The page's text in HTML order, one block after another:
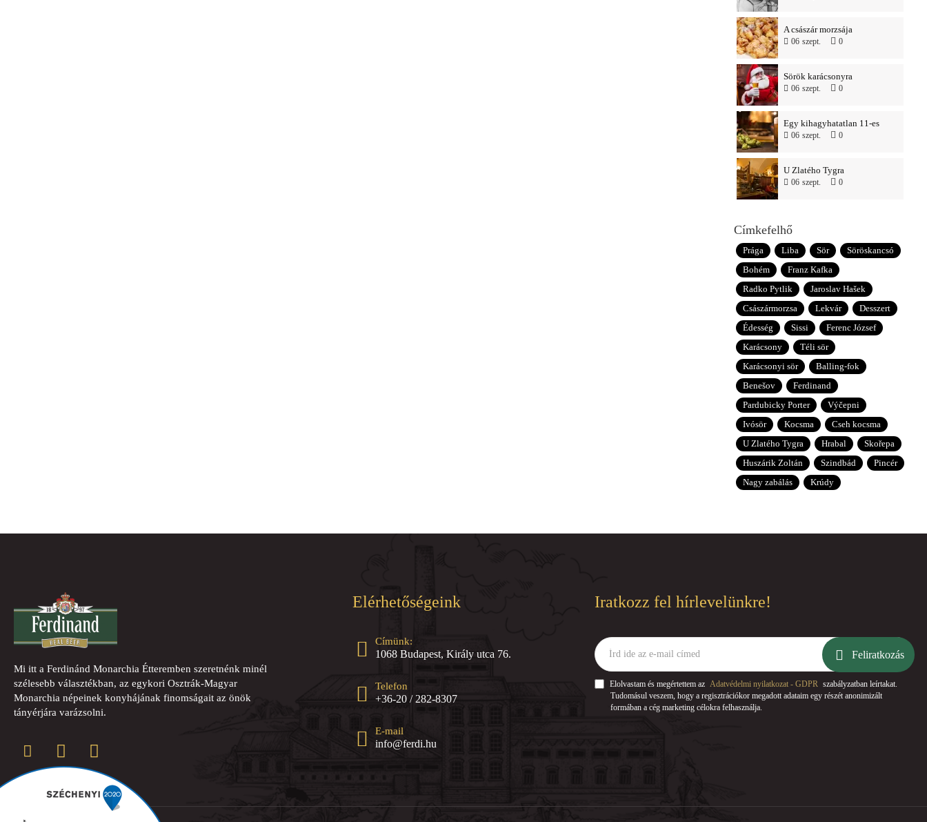
A császár morzsája
06 szept. 0
Sörök karácsonyra
06 szept. 0
Egy kihagyhatatlan 11-es
06 szept. 0
U Zlatého Tygra
06 szept. 0
Címkefelhő
Prága Liba Sör
Söröskancsó
Bohém
Franz Kafka
Radko Pytlik
Jaroslav Hašek
Császármorzsa
Lekvár
Desszert
Édesség
Sissi
Ferenc József
Karácsony
Téli sör
Karácsonyi sör
Balling-fok
Benešov
Ferdinand
Pardubicky Porter
Výčepni
Ivósör
Kocsma
Cseh kocsma
U Zlatého Tygra
Hrabal
Skořepa
Huszárik Zoltán
Szindbád
Pincér
Nagy zabálás
Krúdy
Mi itt a Ferdinánd Monarchia Étteremben szeretnénk minél
szélesebb választékban, az egykori Osztrák-Magyar
Monarchia népeinek konyhájának finomságait az önök
tányérjára varázsolni.
Elérhetőségeink
Címünk:
1068 Budapest, Király utca 76.
Telefon
+36-20 / 282-8307
E-mail
info@ferdi.hu
Iratkozz fel hírlevelünkre!
Írd
ide
az
e-
mail
címed
Feliratkozás
Elolvastam és megértettem az Adatvédelmi nyilatkozat - GDPR szabályzatban leírtakat.
Tudomásul veszem, hogy a regisztrációkor megadott adataim egy részét anonimizált
formában a cég marketing célokra felhasználja.